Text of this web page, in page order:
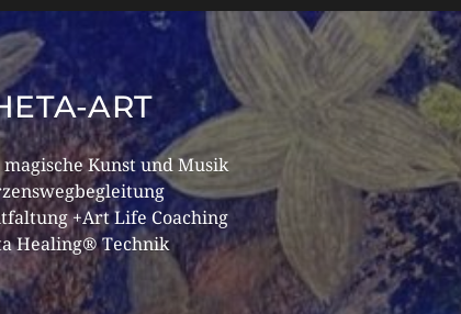
ART
Kunst und Musik
+Art Life Coaching
Healing® Technik